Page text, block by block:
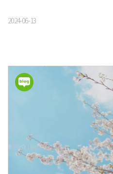
2024-06-13